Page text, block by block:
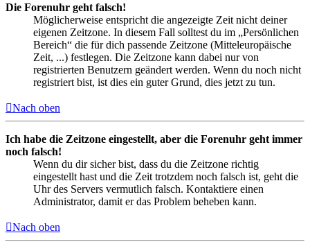
Die Forenuhr geht falsch!
Möglicherweise entspricht die angezeigte Zeit nicht deiner
eigenen Zeitzone. In diesem Fall solltest du im „Persönlichen
Bereich“ die für dich passende Zeitzone (Mitteleuropäische
Zeit, ...) festlegen. Die Zeitzone kann dabei nur von
registrierten Benutzern geändert werden. Wenn du noch nicht
registriert bist, ist dies ein guter Grund, dies jetzt zu tun.
Nach oben
Ich habe die Zeitzone eingestellt, aber die Forenuhr geht immer
noch falsch!
Wenn du dir sicher bist, dass du die Zeitzone richtig
eingestellt hast und die Zeit trotzdem noch falsch ist, geht die
Uhr des Servers vermutlich falsch. Kontaktiere einen
Administrator, damit er das Problem beheben kann.
Nach oben